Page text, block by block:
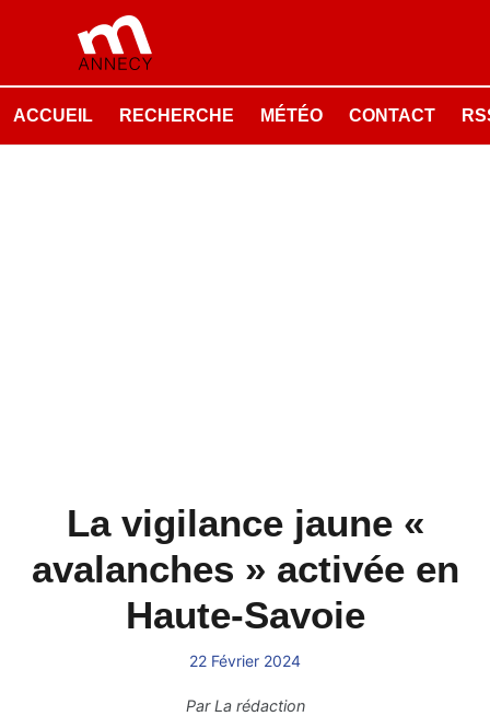
ACCUEIL RECHERCHE MÉTÉO CONTACT
La vigilance jaune «
avalanches » activée en
Haute-Savoie
22 Février 2024
ParLa rédaction